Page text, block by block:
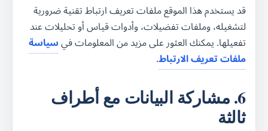
قد يستخدم هذا الموقع ملفات تعريف ارتباط تقنية ضرورية
لتشغيله، وملفات تفضيلات، وأدوات قياس أو تحليلات عند
تفعيلها. يمكنك العثور على مزيد من المعلومات فيسياسة
ملفات تعريف الارتباط.
6. مشاركة البيانات مع أطراف
ثالثة